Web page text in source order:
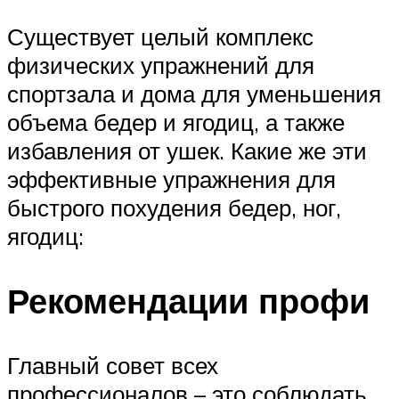
Существует целый комплекс
физических упражнений для
спортзала и дома для уменьшения
объема бедер и ягодиц, а также
избавления от ушек. Какие же эти
эффективные упражнения для
быстрого похудения бедер, ног,
ягодиц:
Рекомендации профи
Главный совет всех
профессионалов – это соблюдать